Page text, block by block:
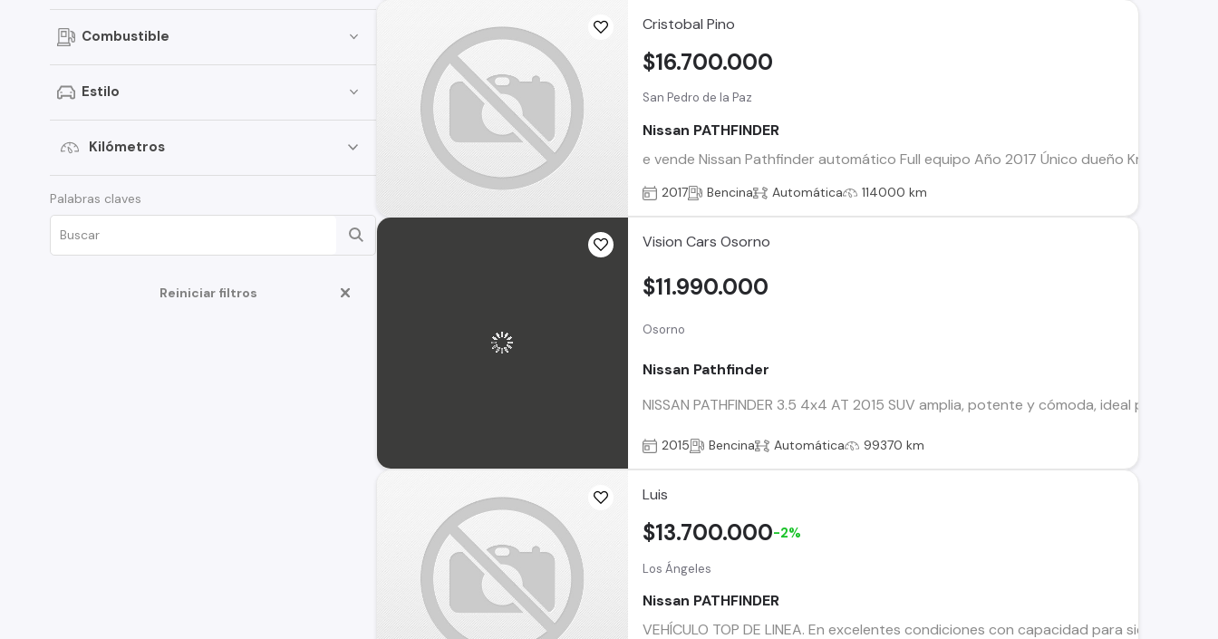
March
Tiida
Note
ALTIMA
D22
Combustible
Estilo
Kilómetros
Palabras claves
Reiniciar filtros
Cristobal Pino
San Pedro de la Paz
Nissan PATHFINDER
e vende Nissan Pathfinder automático Full equipo Año 2017 Único dueño Km:
$16.700.000
2017 Bencina Automática 114000 km
Vision Cars Osorno
Osorno
Nissan Pathfinder
NISSAN PATHFINDER 3.5 4x4 AT 2015 SUV amplia, potente y cómoda, ideal para
$11.990.000
2015 Bencina Automática 99370 km
Luis
Los Ángeles
Nissan PATHFINDER
VEHÍCULO TOP DE LINEA. En excelentes condiciones con capacidad para siete
$13.700.000-2%